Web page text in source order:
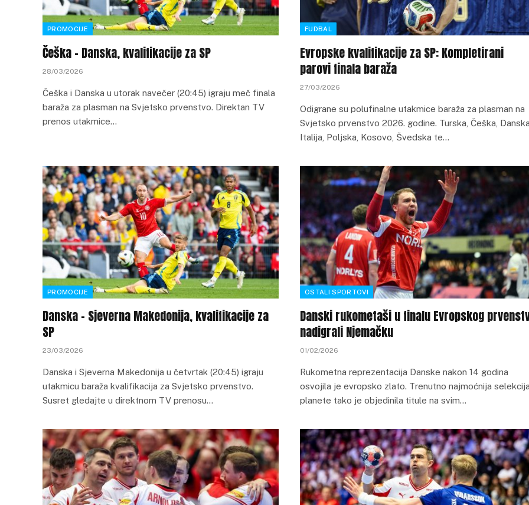
PROMOCIJE
Češka – Danska, kvalifikacije za SP
28/03/2026
Češka i Danska u utorak navečer (20:45) igraju meč finala
baraža za plasman na Svjetsko prvenstvo. Direktan TV
prenos utakmice…
FUDBAL
Evropske kvalifikacije za SP: Kompletirani
parovi finala baraža
27/03/2026
Odigrane su polufinalne utakmice baraža za plasman na
Svjetsko prvenstvo 2026. godine. Turska, Češka,
Italija, Poljska, Kosovo, Švedska te…
PROMOCIJE
Danska – Sjeverna Makedonija, kvalifikacije za
SP
23/03/2026
Danska i Sjeverna Makedonija u četvrtak (20:45) igraju
utakmicu baraža kvalifikacija za Svjetsko prvenstvo.
Susret gledajte u direktnom TV prenosu…
OSTALI SPORTOVI
Danski rukometaši u finalu Evropskog
nadigrali Njemačku
01/02/2026
Rukometna reprezentacija Danske nakon 14 godina
osvojila je evropsko zlato. Trenutno najmoćnija
planete tako je objedinila titule na svim…